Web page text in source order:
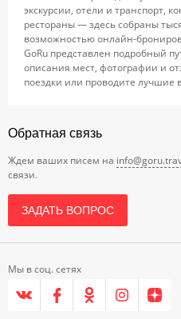
экскурсии, отели и транспорт,
рестораны — здесь собраны
возможностью онлайн-
GoRu представлен подробный
описания мест, фотографии и
поездки или проводите лучшие
Обратная связь
Ждем ваших писем на
связи.
ЗАДАТЬ ВОПРОС
Мы в соц. сетях